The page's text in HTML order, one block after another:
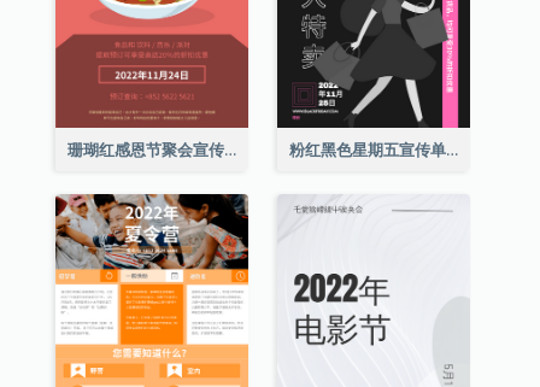
珊瑚红感恩节聚会宣传单张 粉红黑色星期五宣传单张